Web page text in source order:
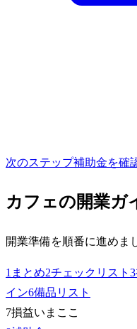
次のステップ補助金を確
カフェの開業ガ
開業準備を順番に進めま
1 まとめ2チェックリスト 3
イン6備品リスト
7損益いまここ